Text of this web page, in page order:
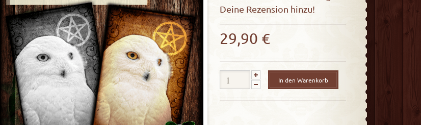
out of
Deine Rezension hinzu!
29,90 €
In den Warenkorb